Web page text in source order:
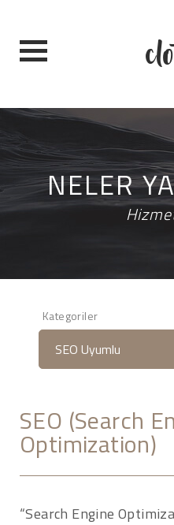
NELER
Kategoriler
SEO (Search
Optimization)
“Search Engine